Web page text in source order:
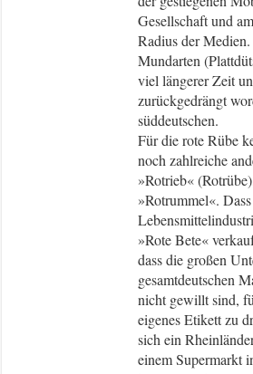
Gesellschaft und
Radius der
Mundarten
viel längerer Zeit
zurückgedrängt
süddeutschen.
Für die rote Rübe
noch zahlreiche
»Rotrieb«
»Rotrummel«.
»Rote Bete«
dass die großen
gesamtdeutschen
nicht gewillt sind,
eigenes Etikett zu
sich ein
einem Supermarkt